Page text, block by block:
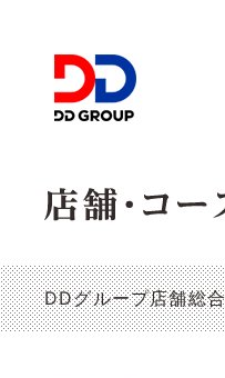
DDグループ店舗総